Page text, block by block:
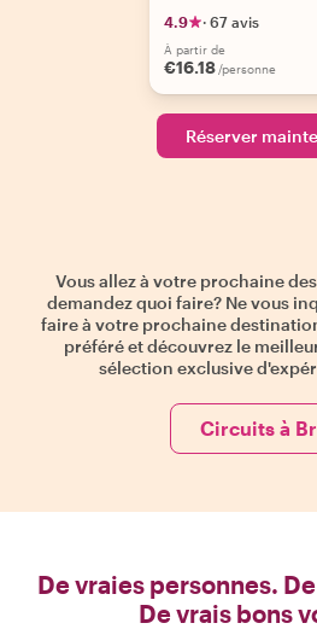
4.9 · 67 avis
À partir de
€16.18 /personne
Réserver
Vous allez à votre prochaine
demandez quoi faire? Ne vous
faire à votre prochaine
préféré et découvrez le
sélection exclusive
Circuits à
De vraies personnes.
De vrais bons